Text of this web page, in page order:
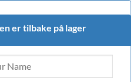
er tilbake på lager